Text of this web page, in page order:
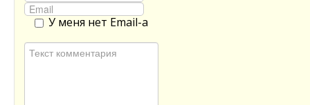
У меня нет Email-а